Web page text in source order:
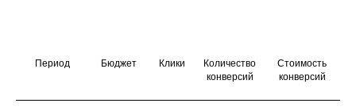
Период Бюджет Клики
Количество
конверсий
Стоимость
конверсий